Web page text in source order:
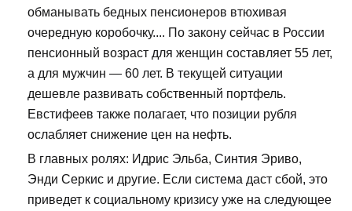
обманывать бедных пенсионеров втюхивая
очередную коробочку.... По закону сейчас в России
пенсионный возраст для женщин составляет 55 лет,
а для мужчин — 60 лет. В текущей ситуации
дешевле развивать собственный портфель.
Евстифеев также полагает, что позиции рубля
ослабляет снижение цен на нефть.
В главных ролях: Идрис Эльба, Синтия Эриво,
Энди Серкис и другие. Если система даст сбой, это
приведет к социальному кризису уже на следующее